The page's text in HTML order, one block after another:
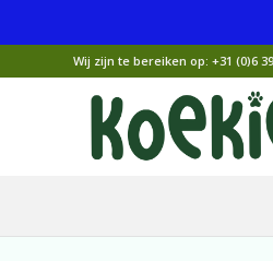
Wij zijn te bereiken op: +31 (0)6